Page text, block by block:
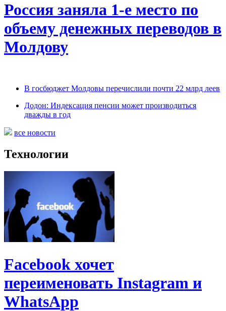
Россия заняла 1-е место по
объему денежных переводов в
Молдову
В госбюджет Молдовы перечислили почти 22 млрд леев
Додон: Индексация пенсии может производиться
дважды в год
все новости
Технологии
Facebook хочет
переименовать Instagram и
WhatsApp